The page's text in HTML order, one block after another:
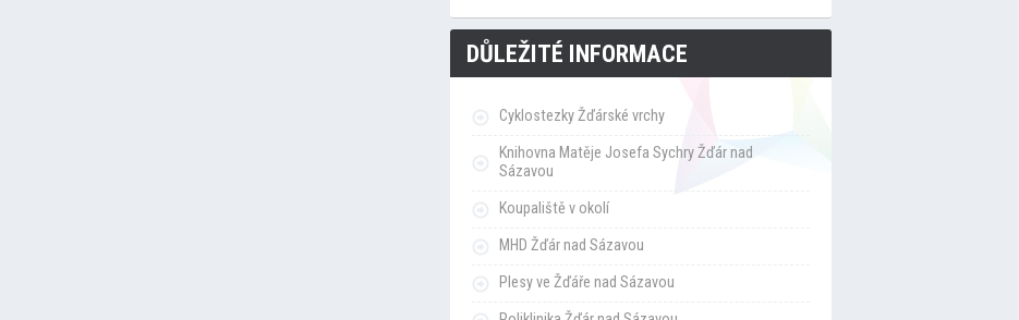
DŮLEŽITÉ INFORMACE
Cyklostezky Žďárské vrchy
Knihovna Matěje Josefa Sychry Žďár nad
Sázavou
Koupaliště v okolí
MHD Žďár nad Sázavou
Plesy ve Žďáře nad Sázavou